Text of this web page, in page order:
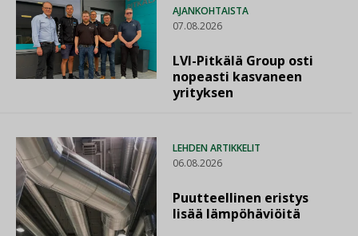
AJANKOHTAISTA
07.08.2026
LVI-Pitkälä Group osti
nopeasti kasvaneen
yrityksen
LEHDEN ARTIKKELIT
06.08.2026
Puutteellinen eristys
lisää lämpöhäviöitä